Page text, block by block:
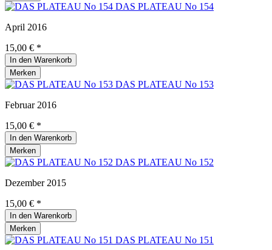
DAS PLATEAU No 154
April 2016
15,00 € *
In den Warenkorb
Merken
DAS PLATEAU No 153
Februar 2016
15,00 € *
In den Warenkorb
Merken
DAS PLATEAU No 152
Dezember 2015
15,00 € *
In den Warenkorb
Merken
DAS PLATEAU No 151